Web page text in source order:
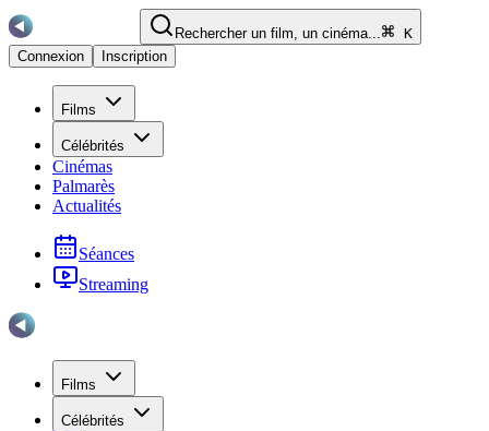
Rechercher un film, un cinéma...
K
Connexion
Inscription
Films
Célébrités
Cinémas
Palmarès
Actualités
Séances
Streaming
Films
Célébrités